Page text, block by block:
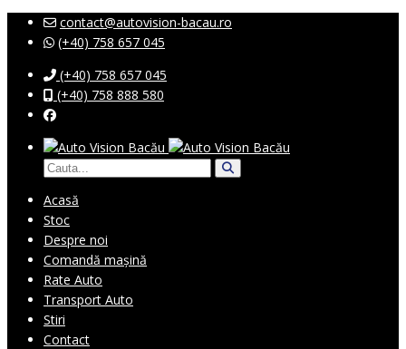
contact@autovision-bacau.ro
(+40) 758 657 045
(+40) 758 657 045
(+40) 758 888 580
Acasă
Stoc
Despre noi
Comandă mașină
Rate Auto
Transport Auto
Stiri
Contact